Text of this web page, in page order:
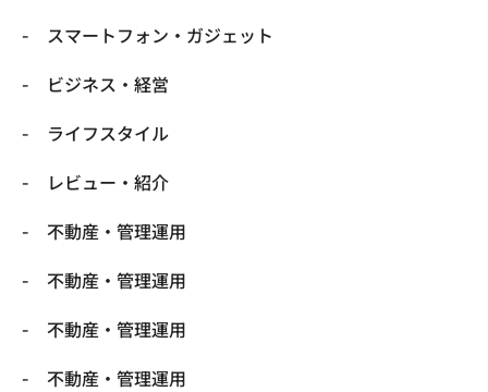
スマートフォン・ガジェット
ビジネス・経営
ライフスタイル
レビュー・紹介
不動産・管理運用
不動産・管理運用
不動産・管理運用
不動産・管理運用